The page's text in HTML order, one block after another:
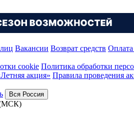
Вакансии Возврат средств Оплата
cookie Политика обработки
акция» Правила проведения
Вся Россия
(МСК)